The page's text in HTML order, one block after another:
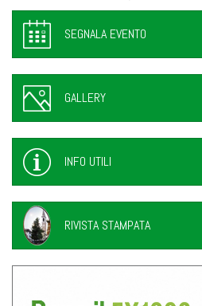
SEGNALA EVENTO
GALLERY
INFO UTILI
RIVISTA STAMPATA